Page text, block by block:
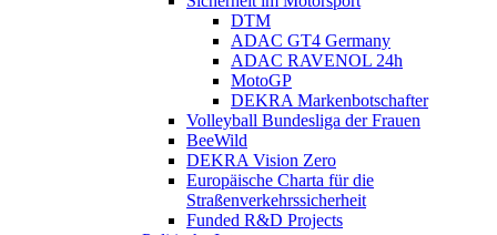
DTM
ADAC GT4 Germany
ADAC RAVENOL 24h
MotoGP
DEKRA Markenbotschafter
Volleyball Bundesliga der Frauen
BeeWild
DEKRA Vision Zero
Europäische Charta für die
Straßenverkehrssicherheit
Funded R&D Projects